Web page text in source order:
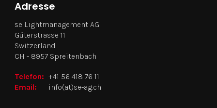
Adresse
se Lightmanagement AG
Güterstrasse 11
Switzerland
CH - 8957 Spreitenbach
Telefon: +41 56 418 76 11
Email:
info(at)se-ag.ch